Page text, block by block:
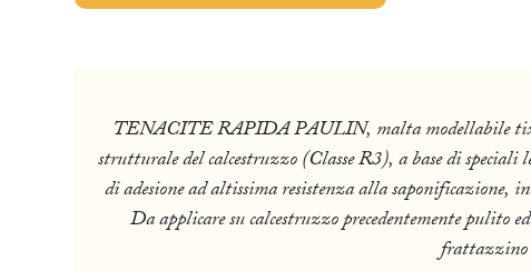
TENACITE RAPIDA PAULIN, malta modellabile
strutturale del calcestruzzo (Classe R3), a base di
di adesione ad altissima resistenza alla
Da applicare su calcestruzzo precedentemente pulito
frattazzino